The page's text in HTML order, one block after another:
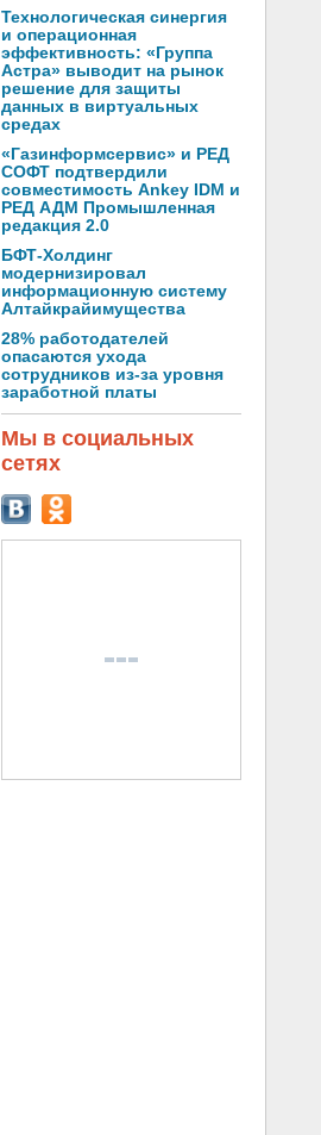
Технологическая синергия
и операционная
эффективность: «Группа
Астра» выводит на рынок
решение для защиты
данных в виртуальных
средах
«Газинформсервис» и РЕД
СОФТ подтвердили
совместимость Ankey IDM и
РЕД АДМ Промышленная
редакция 2.0
БФТ-Холдинг
модернизировал
информационную систему
Алтайкрайимущества
28% работодателей
опасаются ухода
сотрудников из-за уровня
заработной платы
Мы в социальных
сетях